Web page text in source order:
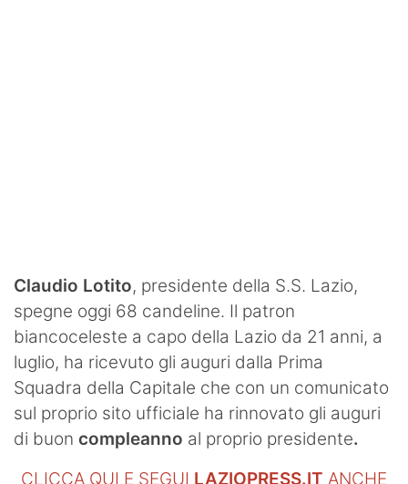
Claudio Lotito, presidente della S.S. Lazio,
spegne oggi 68 candeline. Il patron
biancoceleste a capo della Lazio da 21 anni, a
luglio, ha ricevuto gli auguri dalla Prima
Squadra della Capitale che con un comunicato
sul proprio sito ufficiale ha rinnovato gli auguri
di buon compleanno al proprio presidente.
CLICCA QUI E SEGUI LAZIOPRESS.IT ANCHE